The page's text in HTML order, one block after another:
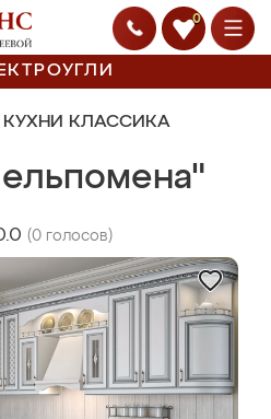
0
КУХНИ КЛАССИКА
(0 голосов)